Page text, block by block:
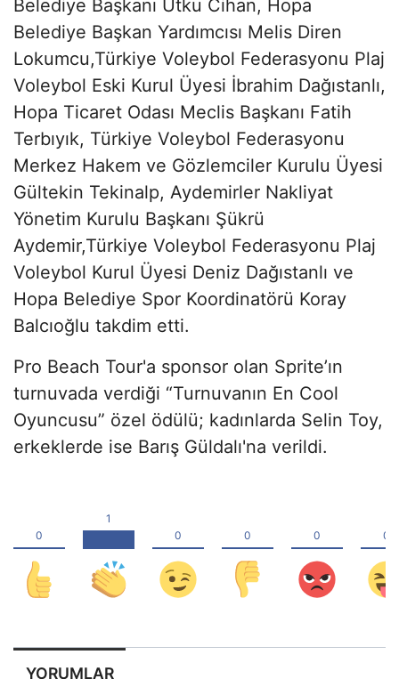
Belediye Başkanı Utku Cihan, Hopa
Belediye Başkan Yardımcısı Melis Diren
Lokumcu,Türkiye Voleybol Federasyonu Plaj
Voleybol Eski Kurul Üyesi İbrahim Dağıstanlı,
Hopa Ticaret Odası Meclis Başkanı Fatih
Terbıyık, Türkiye Voleybol Federasyonu
Merkez Hakem ve Gözlemciler Kurulu Üyesi
Gültekin Tekinalp, Aydemirler Nakliyat
Yönetim Kurulu Başkanı Şükrü
Aydemir,Türkiye Voleybol Federasyonu Plaj
Voleybol Kurul Üyesi Deniz Dağıstanlı ve
Hopa Belediye Spor Koordinatörü Koray
Balcıoğlu takdim etti.
Pro Beach Tour'a sponsor olan Sprite’ın
turnuvada verdiği “Turnuvanın En Cool
Oyuncusu” özel ödülü; kadınlarda Selin Toy,
erkeklerde ise Barış Güldalı'na verildi.
YORUMLAR